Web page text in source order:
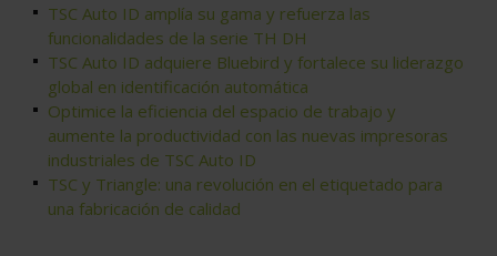
TSC Auto ID amplía su gama y refuerza las
funcionalidades de la serie TH DH
TSC Auto ID adquiere Bluebird y fortalece su liderazgo
global en identificación automática
Optimice la eficiencia del espacio de trabajo y
aumente la productividad con las nuevas impresoras
industriales de TSC Auto ID
TSC y Triangle: una revolución en el etiquetado para
una fabricación de calidad